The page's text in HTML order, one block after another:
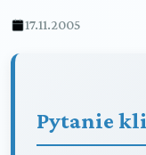
17.11.2005
Pytanie